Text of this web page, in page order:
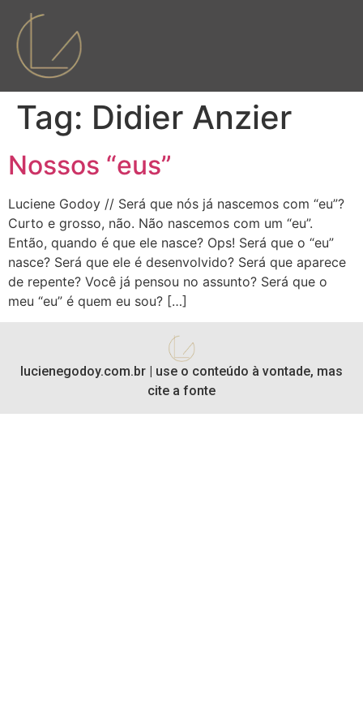
Tag: Didier Anzier
Nossos “eus”
Luciene Godoy // Será que nós já nascemos com “eu”?
Curto e grosso, não. Não nascemos com um “eu”.
Então, quando é que ele nasce? Ops! Será que o “eu”
nasce? Será que ele é desenvolvido? Será que aparece
de repente? Você já pensou no assunto? Será que o
meu “eu” é quem eu sou? […]
lucienegodoy.com.br | use o conteúdo à vontade, mas
cite a fonte​